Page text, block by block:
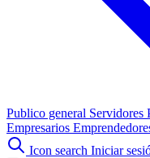
Publico general Servidores
Empresarios
Icon search Iniciar